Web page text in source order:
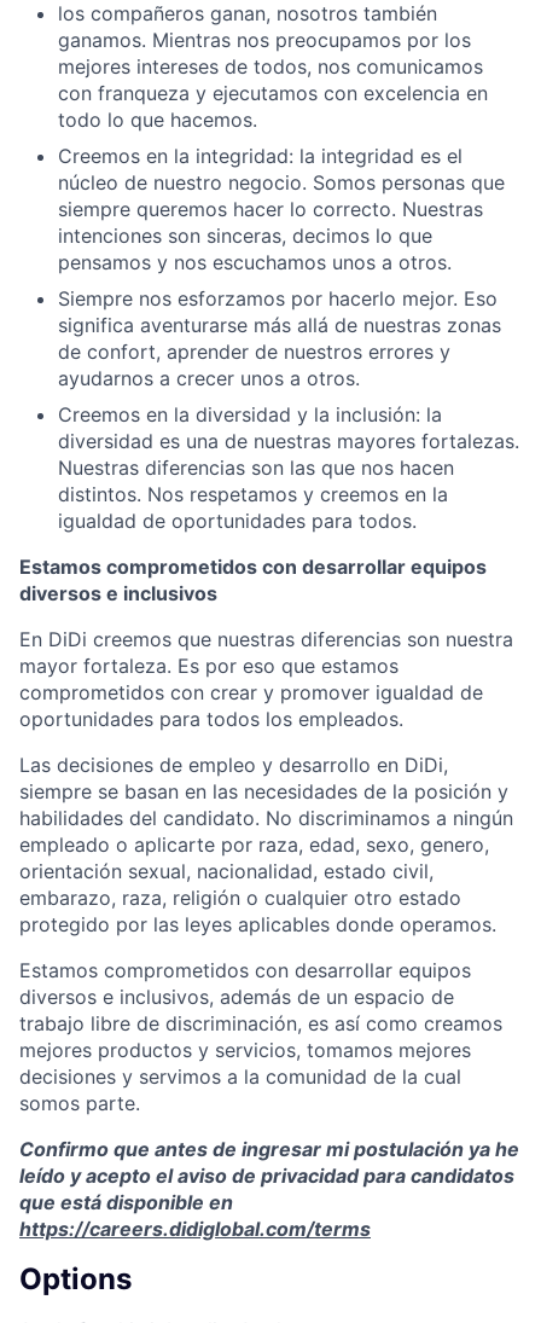
los compañeros ganan, nosotros también
ganamos. Mientras nos preocupamos por los
mejores intereses de todos, nos comunicamos
con franqueza y ejecutamos con excelencia en
todo lo que hacemos.
Creemos en la integridad: la integridad es el
núcleo de nuestro negocio. Somos personas que
siempre queremos hacer lo correcto. Nuestras
intenciones son sinceras, decimos lo que
pensamos y nos escuchamos unos a otros.
Siempre nos esforzamos por hacerlo mejor. Eso
significa aventurarse más allá de nuestras zonas
de confort, aprender de nuestros errores y
ayudarnos a crecer unos a otros.
Creemos en la diversidad y la inclusión: la
diversidad es una de nuestras mayores fortalezas.
Nuestras diferencias son las que nos hacen
distintos. Nos respetamos y creemos en la
igualdad de oportunidades para todos.
Estamos comprometidos con desarrollar equipos
diversos e inclusivos
En DiDi creemos que nuestras diferencias son nuestra
mayor fortaleza. Es por eso que estamos
comprometidos con crear y promover igualdad de
oportunidades para todos los empleados.
Las decisiones de empleo y desarrollo en DiDi,
siempre se basan en las necesidades de la posición y
habilidades del candidato. No discriminamos a ningún
empleado o aplicarte por raza, edad, sexo, genero,
orientación sexual, nacionalidad, estado civil,
embarazo, raza, religión o cualquier otro estado
protegido por las leyes aplicables donde operamos.
Estamos comprometidos con desarrollar equipos
diversos e inclusivos, además de un espacio de
trabajo libre de discriminación, es así como creamos
mejores productos y servicios, tomamos mejores
decisiones y servimos a la comunidad de la cual
somos parte.
Confirmo que antes de ingresar mi postulación ya he
leído y acepto el aviso de privacidad para candidatos
que está disponible en
https://careers.didiglobal.com/terms
Options